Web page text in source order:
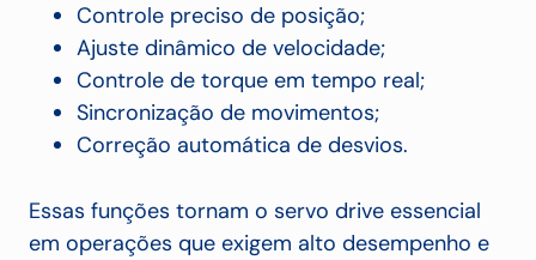
Controle preciso de posição;
Ajuste dinâmico de velocidade;
Controle de torque em tempo real;
Sincronização de movimentos;
Correção automática de desvios.
Essas funções tornam o servo drive essencial
em operações que exigem alto desempenho e